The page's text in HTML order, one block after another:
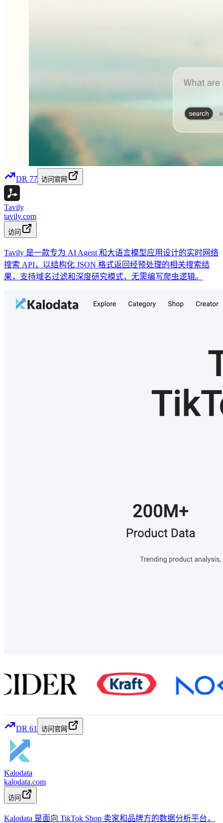
DR 77 访问官网
Tavily
tavily.com
访问
Tavily 是一款专为 AI Agent 和大语言模型应用设计的实时网络
搜索 API，以结构化 JSON 格式返回经预处理的相关搜索结
果，支持域名过滤和深度研究模式，无需编写爬虫逻辑。
DR 61 访问官网
Kalodata
kalodata.com
访问
Kalodata 是面向 TikTok Shop 卖家和品牌方的数据分析平台，